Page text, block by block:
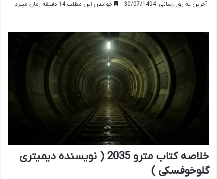
آخرین به روز رسانی: 30/07/1404 خواندن این مطلب 14 دقیقه زمان میبرد
خلاصه کتاب مترو 2035 ( نویسنده دیمیتری
گلوخوفسکی )